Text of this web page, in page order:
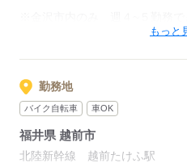
※車通勤OK/規定あり
もっと
勤務地
バイク自転車 車OK
福井県 越前市
北陸新幹線 越前たけふ駅